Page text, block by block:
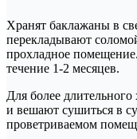
Хранят баклажаны в
перекладывают
прохладное
течение 1-2 месяцев.
Для более
и вешают сушиться в
проветриваемом